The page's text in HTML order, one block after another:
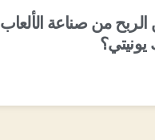
من صناعة الألعاب